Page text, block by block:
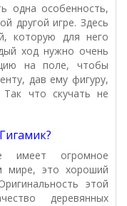
одна особенность,
другой игре. Здесь
которую для него
ход нужно очень
на поле, чтобы
дав ему фигуру,
что скучать не
имеет огромное
мире, это хороший
этой
деревянных